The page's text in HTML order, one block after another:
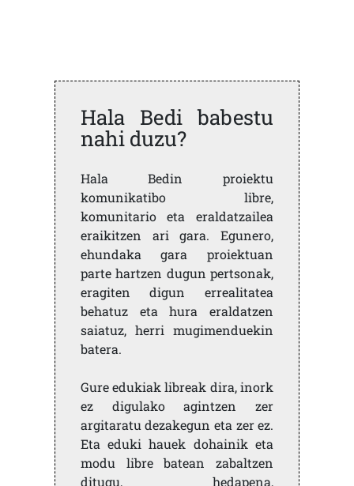
Hala Bedi babestu
nahi duzu?
Hala Bedin proiektu
komunikatibo libre,
komunitario eta eraldatzailea
eraikitzen ari gara. Egunero,
ehundaka gara proiektuan
parte hartzen dugun pertsonak,
eragiten digun errealitatea
behatuz eta hura eraldatzen
saiatuz, herri mugimenduekin
batera.
Gure edukiak libreak dira, inork
ez digulako agintzen zer
argitaratu dezakegun eta zer ez.
Eta eduki hauek dohainik eta
modu libre batean zabaltzen
ditugu, hedapena,